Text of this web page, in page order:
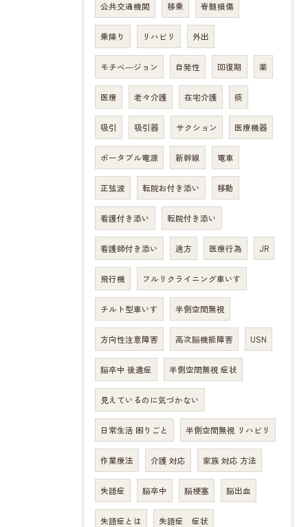
公共交通機関 移乗 脊髄損傷
乗降り リハビリ 外出
モチベ―ジョン 自発性 回復期 薬
医療 老々介護 在宅介護 痰
吸引 吸引器 サクション 医療機器
ポータブル電源 新幹線 電車
正弦波 転院お付き添い 移動
看護付き添い 転院付き添い
看護師付き添い 遠方 医療行為 JR
飛行機 フルリクライニング車いす
チルト型車いす 半側空間無視
方向性注意障害 高次脳機能障害 USN
脳卒中 後遺症 半側空間無視 症状
見えているのに気づかない
日常生活 困りごと 半側空間無視 リハビリ
作業療法 介護 対応 家族 対応 方法
失語症 脳卒中 脳梗塞 脳出血
失語症とは 失語症 症状